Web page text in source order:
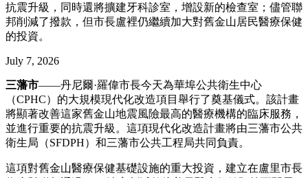
抗震升級，同時還將擴建牙科診室，增設新的檢查室；儘管聯
邦削減了撥款，但市長盧裡仍繼續加大對舊金山居民醫療保健
的投資。
July 7, 2026
三藩市——丹尼爾·羅偉市長今天為華埠公共衛生中心
（CPHC）的大規模現代化改造項目舉行了奠基儀式。該計畫
將顯著改善這家舊金山地震風險最高的醫療機構的臨床服務，
並進行重要的抗震升級。這項現代化改造計畫將由三藩市公共
衛生局（SFDPH）和三藩市公共工程局共同負責。
這項對舊金山醫療保健基礎設施的重大投資，建立在盧里市長